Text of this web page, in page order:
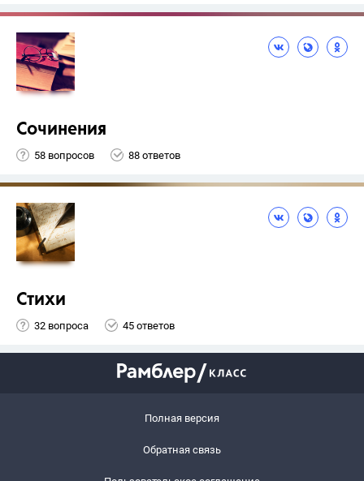
Сочинения
58 вопросов 88 ответов
Стихи
32 вопроса 45 ответов
Полная версия
Обратная связь